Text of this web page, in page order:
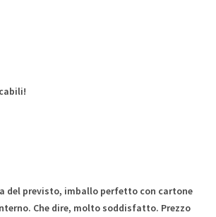
del previsto, imballo perfetto con cartone
Che dire, molto soddisfatto. Prezzo